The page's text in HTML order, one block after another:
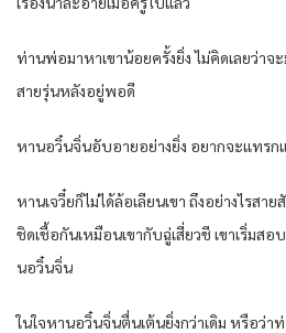
ท่านพ่อมาหาเขาน้อยครั้งยิ่ง ไม่คิดเลยว่า
สายรุ่นหลังอยู่พอดี
หานอวิ๋นจิ่นอับอายอย่างยิ่ง อยากจะแทร
หานเจวี๋ยก็ไม่ได้ล้อเลียนเขา ถึงอย่างไรส
ชิดเชื้อกันเหมือนเขากับฉู่เสี่ยวชี เขาเริ่มส
นอวิ๋นจิ่น
ในใจหานอวิ๋นจิ่นตื่นเต้นยิ่งกว่าเดิม หรือว่า